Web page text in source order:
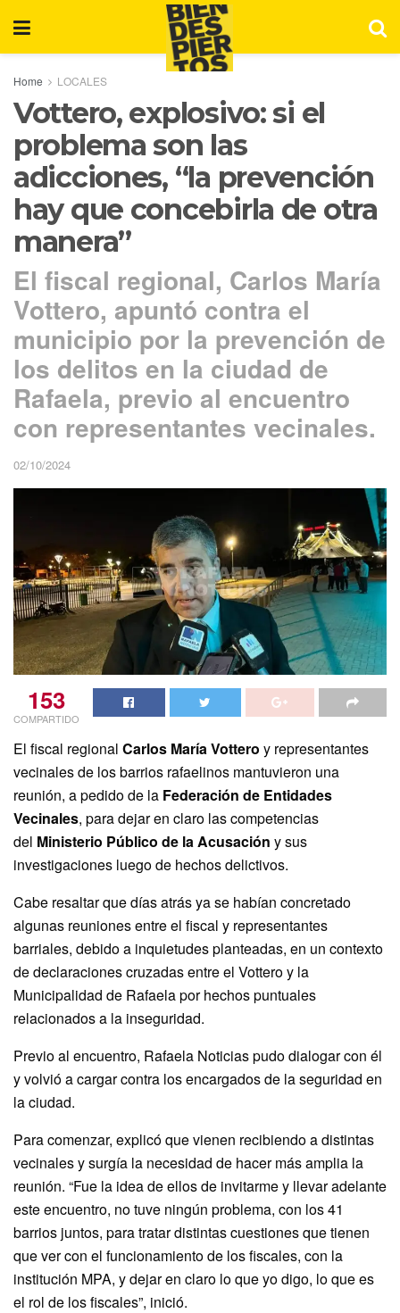
Home LOCALES
Vottero, explosivo: si el
problema son las
adicciones, “la prevención
hay que concebirla de otra
manera”
El fiscal regional, Carlos María
Vottero, apuntó contra el
municipio por la prevención de
los delitos en la ciudad de
Rafaela, previo al encuentro
con representantes vecinales.
02/10/2024
153
COMPARTIDO
El fiscal regional Carlos María Vottero y representantes
vecinales de los barrios rafaelinos mantuvieron una
reunión, a pedido de la Federación de Entidades
Vecinales, para dejar en claro las competencias
del Ministerio Público de la Acusación y sus
investigaciones luego de hechos delictivos.
Cabe resaltar que días atrás ya se habían concretado
algunas reuniones entre el fiscal y representantes
barriales, debido a inquietudes planteadas, en un contexto
de declaraciones cruzadas entre el Vottero y la
Municipalidad de Rafaela por hechos puntuales
relacionados a la inseguridad.
Previo al encuentro, Rafaela Noticias pudo dialogar con él
y volvió a cargar contra los encargados de la seguridad en
la ciudad.
Para comenzar, explicó que vienen recibiendo a distintas
vecinales y surgía la necesidad de hacer más amplia la
reunión. “Fue la idea de ellos de invitarme y llevar adelante
este encuentro, no tuve ningún problema, con los 41
barrios juntos, para tratar distintas cuestiones que tienen
que ver con el funcionamiento de los fiscales, con la
institución MPA, y dejar en claro lo que yo digo, lo que es
el rol de los fiscales”, inició.